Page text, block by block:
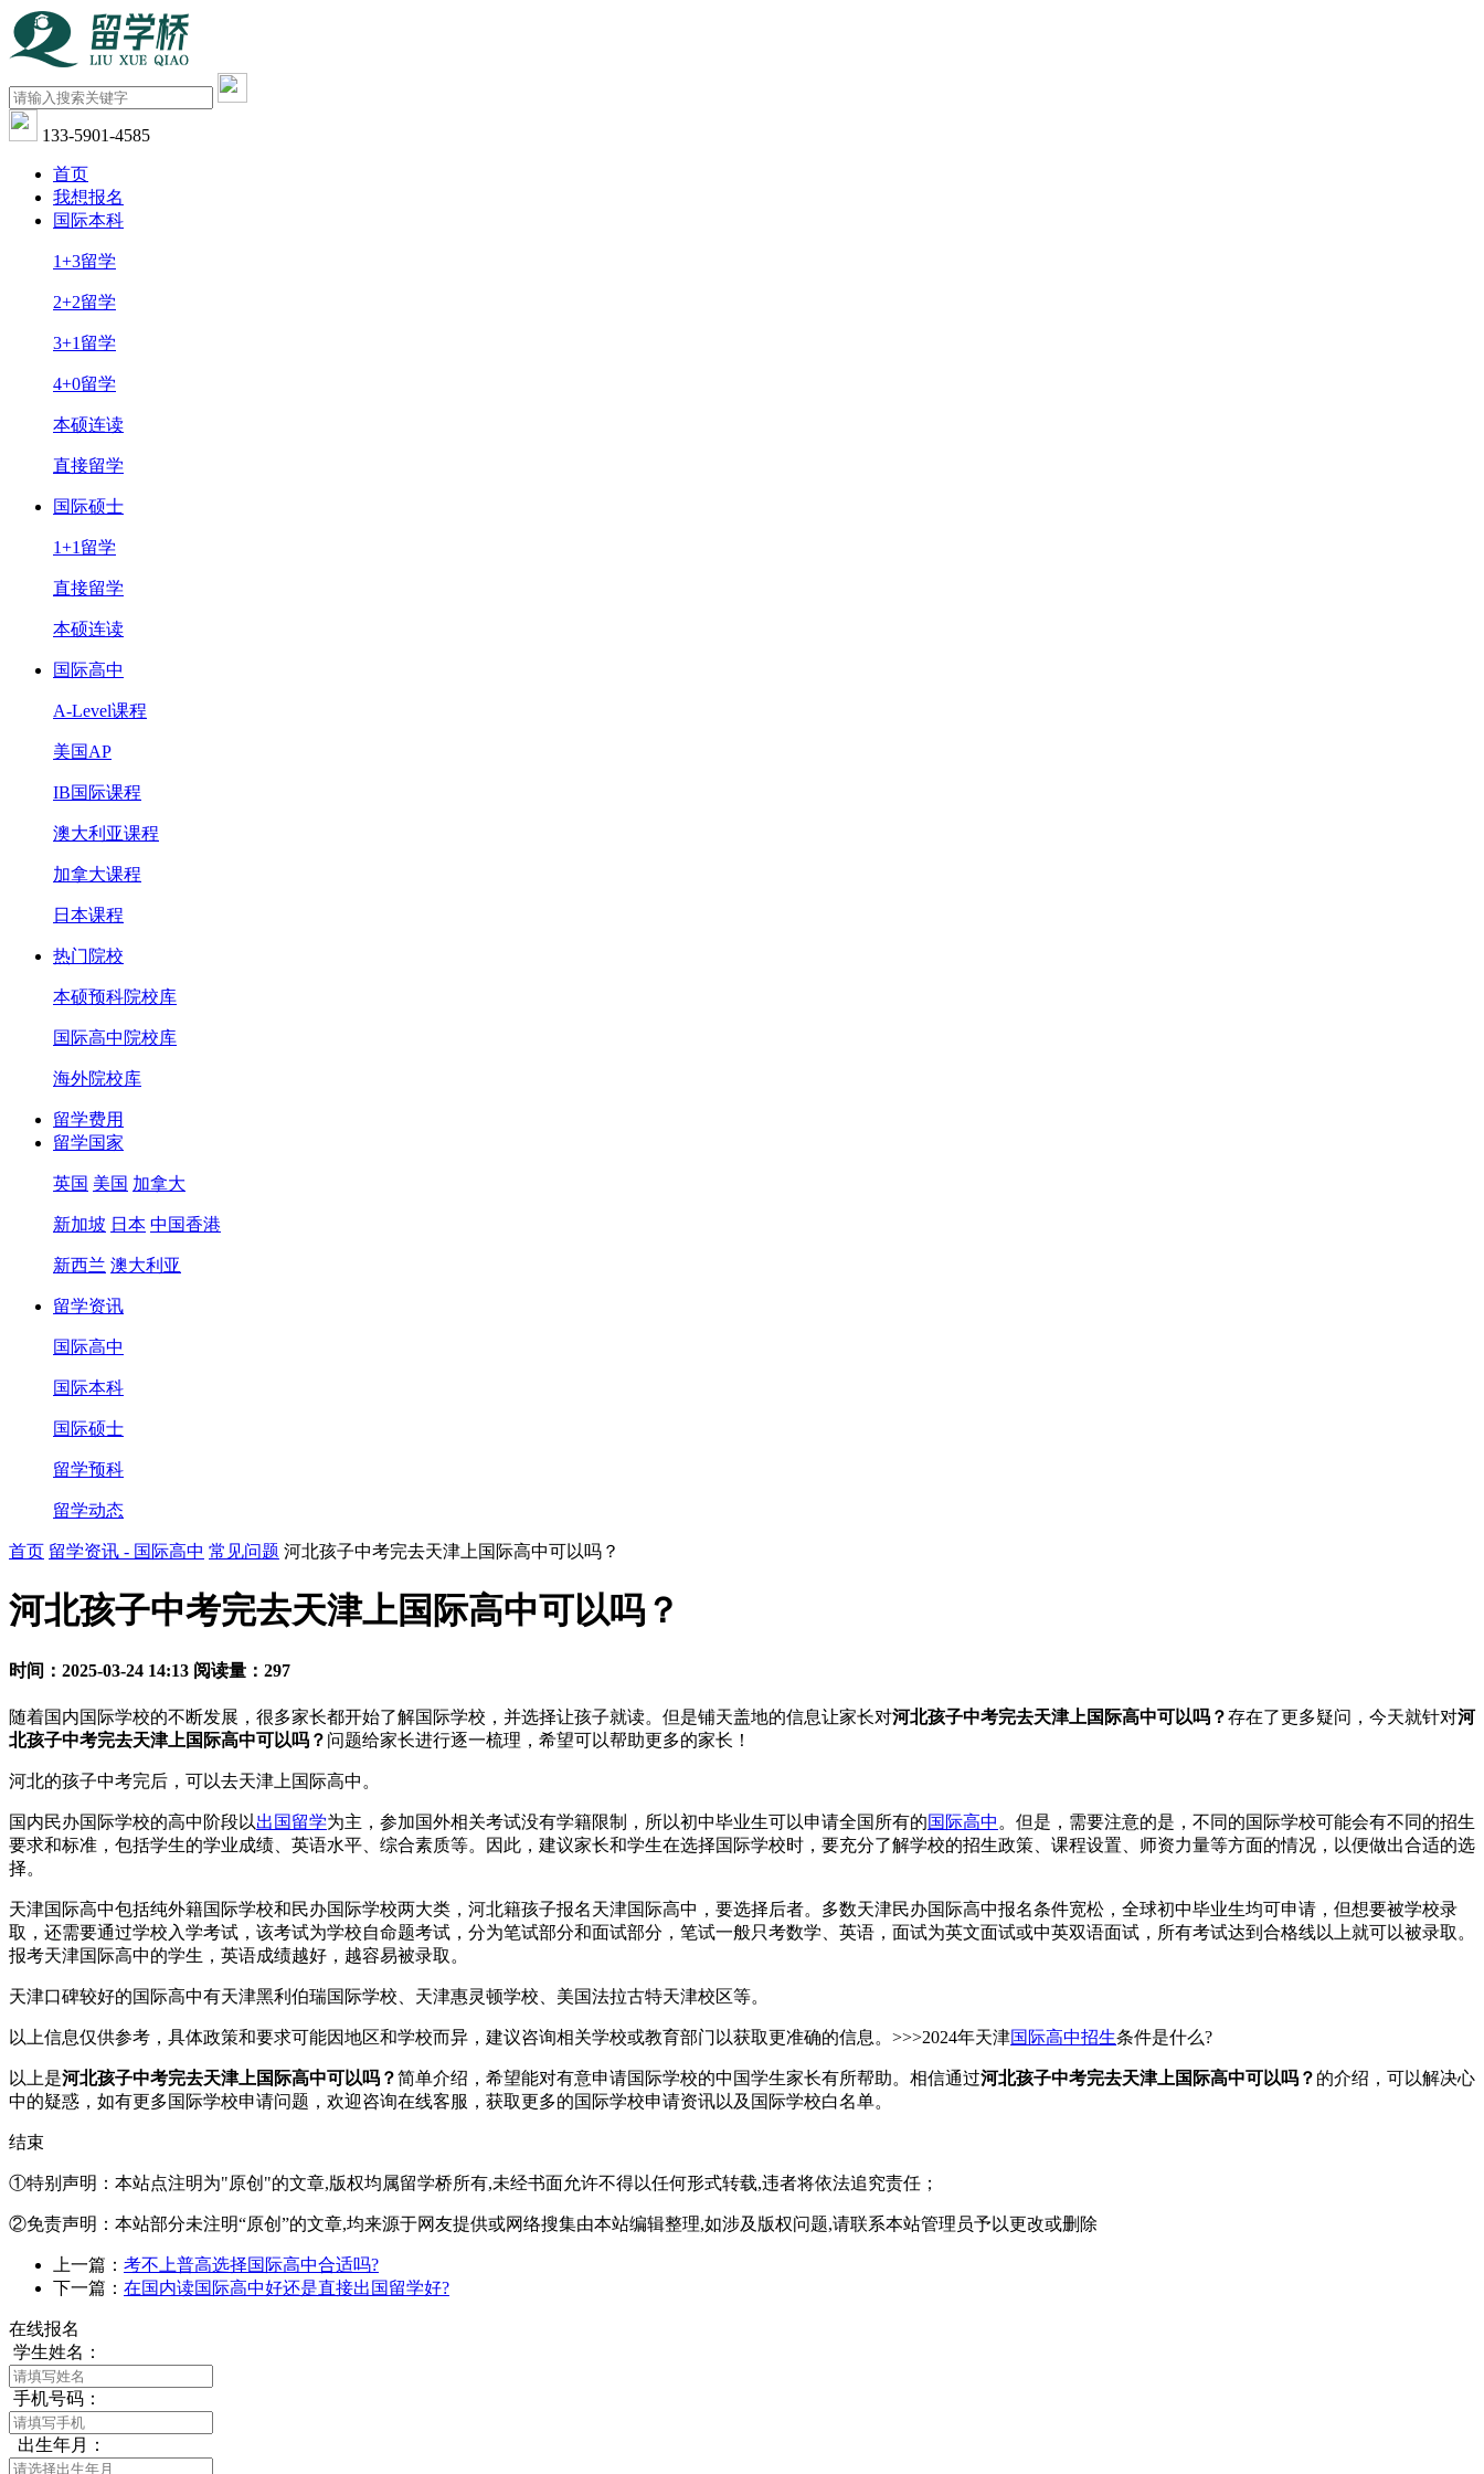
133-5901-4585
首页
我想报名
国际本科
1+3留学
2+2留学
3+1留学
4+0留学
本硕连读
直接留学
国际硕士
1+1留学
直接留学
本硕连读
国际高中
A-Level课程
美国AP
IB国际课程
澳大利亚课程
加拿大课程
日本课程
热门院校
本硕预科院校库
国际高中院校库
海外院校库
留学费用
留学国家
英国 美国 加拿大
新加坡 日本 中国香港
新西兰 澳大利亚
留学资讯
国际高中
国际本科
国际硕士
留学预科
留学动态
首页 留学资讯 - 国际高中 常见问题 河北孩子中考完去天津上国际高中可以吗？
河北孩子中考完去天津上国际高中可以吗？
时间：2025-03-24 14:13 阅读量：297
随着国内国际学校的不断发展，很多家长都开始了解国际学校，并选择让孩子就读。但是铺天盖地的信息让家长对河北孩子中考完去天津上国际高中可以吗？存在了更多疑问，今天就针对河
北孩子中考完去天津上国际高中可以吗？ 问题给家长进行逐一梳理，希望可以帮助更多的家长！
河北的孩子中考完后，可以去天津上国际高中。
国内民办国际学校的高中阶段以出国留学为主，参加国外相关考试没有学籍限制，所以初中毕业生可以申请全国所有的国际高中 。但是，需要注意的是，不同的国际学校可能会有不同的招生
要求和标准，包括学生的学业成绩、英语水平、综合素质等。因此，建议家长和学生在选择国际学校时，要充分了解学校的招生政策、课程设置、师资力量等方面的情况，以便做出合适的选
择。
天津国际高中包括纯外籍国际学校和民办国际学校两大类，河北籍孩子报名天津国际高中，要选择后者。多数天津民办国际高中报名条件宽松，全球初中毕业生均可申请，但想要被学校录
取，还需要通过学校入学考试，该考试为学校自命题考试，分为笔试部分和面试部分，笔试一般只考数学、英语，面试为英文面试或中英双语面试，所有考试达到合格线以上就可以被录取。
报考天津国际高中的学生，英语成绩越好，越容易被录取。
天津口碑较好的国际高中有天津黑利伯瑞国际学校、天津惠灵顿学校、美国法拉古特天津校区等。
以上信息仅供参考，具体政策和要求可能因地区和学校而异，建议咨询相关学校或教育部门以获取更准确的信息。>>>2024年天津国际高中招生条件是什么?
以上是河北孩子中考完去天津上国际高中可以吗？简单介绍，希望能对有意申请国际学校的中国学生家长有所帮助。相信通过河北孩子中考完去天津上国际高中可以吗？ 的介绍，可以解决心
中的疑惑，如有更多国际学校申请问题，欢迎咨询在线客服 ，获取更多的国际学校申请资讯以及国际学校白名单。
结束
①特别声明：本站点注明为"原创"的文章,版权均属留学桥所有,未经书面允许不得以任何形式转载,违者将依法追究责任；
②免责声明：本站部分未注明“原创”的文章,均来源于网友提供或网络搜集由本站编辑整理,如涉及版权问题,请联系本站管理员予以更改或删除
上一篇： 考不上普高选择国际高中合适吗?
下一篇： 在国内读国际高中好还是直接出国留学好?
在线报名
学生姓名：
手机号码：
出生年月：